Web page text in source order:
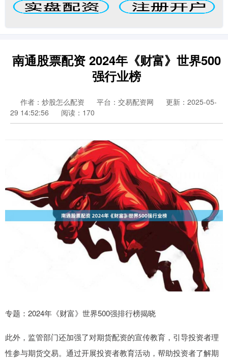
南通股票配资 2024年《财富》世界500
强行业榜
作者：炒股怎么配资 平台：交易配资网
更新：2025-05-
29 14:52:56
阅读：170
专题：2024年《财富》世界500强排行榜揭晓
此外，监管部门还加强了对期货配资的宣传教育，引导投资者理
性参与期货交易。通过开展投资者教育活动，帮助投资者了解期